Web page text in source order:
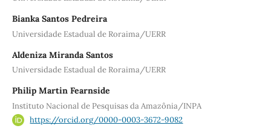
Bianka Santos Pedreira
Universidade Estadual de Roraima/UERR
Aldeniza Miranda Santos
Universidade Estadual de Roraima/UERR
Philip Martin Fearnside
Instituto Nacional de Pesquisas da Amazônia/INPA
https://orcid.org/0000-0003-3672-9082